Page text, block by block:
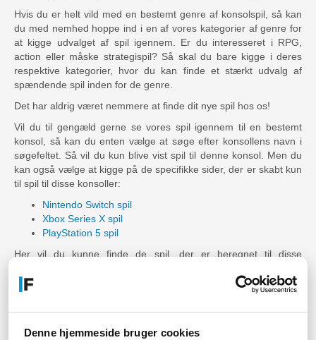
Denne hjemmeside bruger cookies
Hvis du er helt vild med en bestemt genre af konsolspil, så kan
du med nemhed hoppe ind i en af vores kategorier af genre for
at kigge udvalget af spil igennem. Er du interesseret i RPG,
action eller måske strategispil? Så skal du bare kigge i deres
respektive kategorier, hvor du kan finde et stærkt udvalg af
spændende spil inden for de genre.
Det har aldrig været nemmere at finde dit nye spil hos os!
Vil du til gengæld gerne se vores spil igennem til en bestemt
konsol, så kan du enten vælge at søge efter konsollens navn i
søgefeltet. Så vil du kun blive vist spil til denne konsol. Men du
kan også vælge at kigge på de specifikke sider, der er skabt kun
til spil til disse konsoller:
Nintendo Switch spil
Xbox Series X spil
PlayStation 5 spil
Her vil du kunne finde de spil, der er beregnet til disse
Vi har dog en hel del spil til endnu flere forskellige konsoller her
denne side igennem. Vi har nogle fede spil, der venter på at